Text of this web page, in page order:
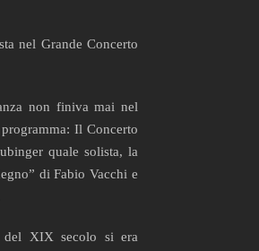
nel Grande Concerto
non finiva mai nel
Il Concerto
quale solista, la
di Fabio Vacchi e
del XIX secolo si era